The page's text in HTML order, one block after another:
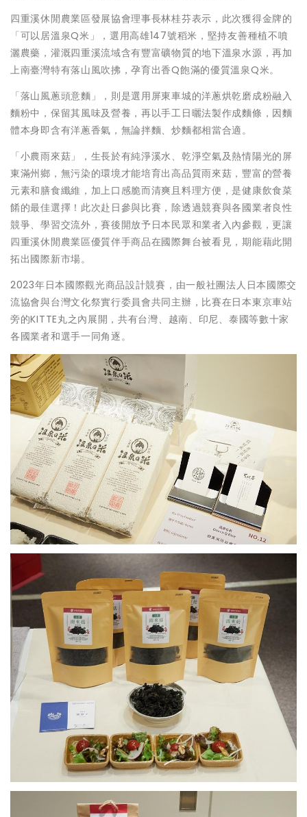
四重溪休閒農業區發展協會理事長林桂芬表示，此次獲得金牌的
「可以居溫泉Q米」，選用高雄147號稻米，堅持友善種植不噴
灑農藥，灌溉四重溪流域含有豐富礦物質的地下溫泉水源，再加
上南臺灣特有落山風吹拂，孕育出香Q飽滿的優質溫泉Q米。
「落山風蔥頭意麵」，則是選用屏東車城的洋蔥烘乾磨成粉融入
麵粉中，保留其風味及營養，再以手工日曬法製作成麵條，因麵
體本身即含有洋蔥香氣，無論拌麵、炒麵都相當合適。
「小農雨來菇」，生長於有純淨溪水、乾淨空氣及熱情陽光的屏
東滿州鄉，無污染的環境才能培育出高品質雨來菇，豐富的營養
元素和膳食纖維，加上口感脆而清爽且料理方便，是健康飲食菜
餚的最佳選擇！此次赴日參與比賽，除透過競賽與各國業者良性
競爭、學習交流外，賽後開放予日本民眾和業者入內參觀，更讓
四重溪休閒農業區優質伴手商品在國際舞台被看見，期能藉此開
拓出國際新市場。
2023年日本國際觀光商品設計競賽，由一般社團法人日本國際交
流協會與台灣文化祭實行委員會共同主辦，比賽在日本東京車站
旁的KITTE丸之內展開，共有台灣、越南、印尼、泰國等數十家
各國業者和選手一同角逐。